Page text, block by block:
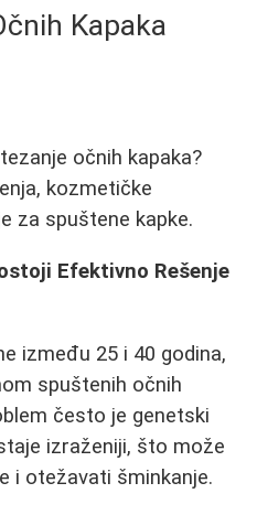
Kapaka
očnih kapaka?
kozmetičke
za spuštene kapke.
Efektivno Rešenje
između 25 i 40 godina,
spuštenih očnih
često je genetski
izraženiji, što može
i otežavati šminkanje.